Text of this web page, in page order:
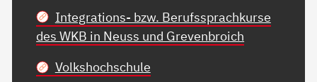
Integrations- bzw. Berufssprachkurse
des WKB in Neuss und Grevenbroich
Volkshochschule